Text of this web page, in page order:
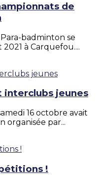
de
badminton se
à Carquefou....
jeunes
16 octobre avait
organisée par...
!